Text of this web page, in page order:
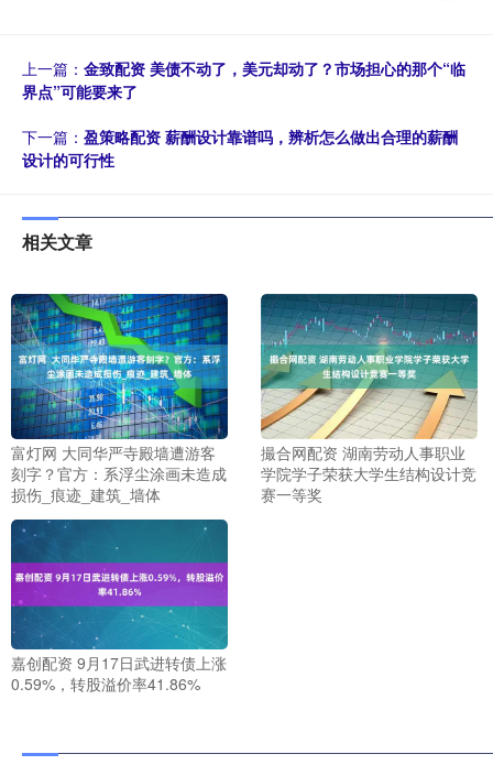
上一篇： 金致配资 美债不动了，美元却动了？市场担心的那个“临
界点”可能要来了
下一篇： 盈策略配资 薪酬设计靠谱吗，辨析怎么做出合理的薪酬
设计的可行性
相关文章
富灯网 大同华严寺殿墙遭游客
刻字？官方：系浮尘涂画未造成
损伤_痕迹_建筑_墙体
撮合网配资 湖南劳动人事职业
学院学子荣获大学生结构设计竞
赛一等奖
嘉创配资 9月17日武进转债上涨
0.59%，转股溢价率41.86%